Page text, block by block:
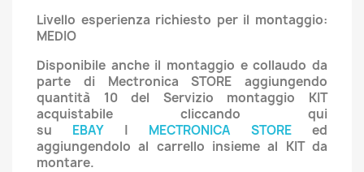
Livello esperienza richiesto per il montaggio:
MEDIO
Disponibile anche il montaggio e collaudo da
parte di Mectronica STORE aggiungendo
quantità 10 del Servizio montaggio KIT
acquistabile cliccando qui
su EBAY | MECTRONICA STOREed
aggiungendolo al carrello insieme al KIT da
montare.